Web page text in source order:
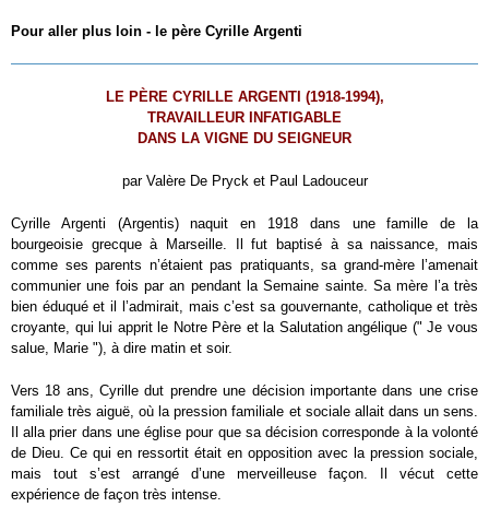
Pour aller plus loin - le père Cyrille Argenti
LE PÈRE CYRILLE ARGENTI (1918-1994),
TRAVAILLEUR INFATIGABLE
DANS LA VIGNE DU SEIGNEUR
par Valère De Pryck et Paul Ladouceur
Cyrille Argenti (Argentis) naquit en 1918 dans une famille de la
bourgeoisie grecque à Marseille. Il fut baptisé à sa naissance, mais
comme ses parents n’étaient pas pratiquants, sa grand-mère l’amenait
communier une fois par an pendant la Semaine sainte. Sa mère l’a très
bien éduqué et il l’admirait, mais c’est sa gouvernante, catholique et très
croyante, qui lui apprit le Notre Père et la Salutation angélique (" Je vous
salue, Marie "), à dire matin et soir.
Vers 18 ans, Cyrille dut prendre une décision importante dans une crise
familiale très aiguë, où la pression familiale et sociale allait dans un sens.
Il alla prier dans une église pour que sa décision corresponde à la volonté
de Dieu. Ce qui en ressortit était en opposition avec la pression sociale,
mais tout s’est arrangé d’une merveilleuse façon. Il vécut cette
expérience de façon très intense.